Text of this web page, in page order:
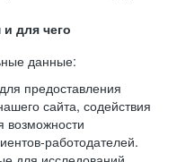
для чего
данные:
предоставления
сайта, содействия
возможности
работодателей.